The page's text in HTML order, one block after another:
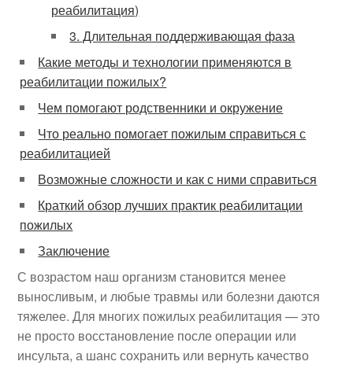
реабилитация)
3. Длительная поддерживающая фаза
Какие методы и технологии применяются в
реабилитации пожилых?
Чем помогают родственники и окружение
Что реально помогает пожилым справиться с
реабилитацией
Возможные сложности и как с ними справиться
Краткий обзор лучших практик реабилитации
пожилых
Заключение
С возрастом наш организм становится менее
выносливым, и любые травмы или болезни даются
тяжелее. Для многих пожилых реабилитация — это
не просто восстановление после операции или
инсульта, а шанс сохранить или вернуть качество